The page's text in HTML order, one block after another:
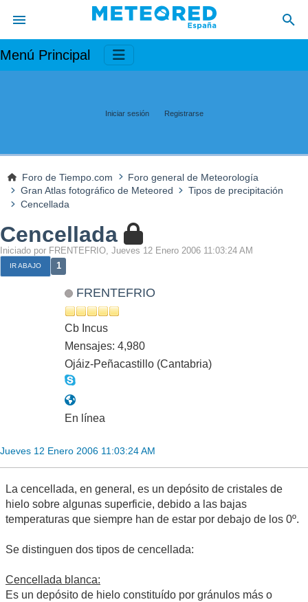
Menú Principal
Iniciar sesión Registrarse
Foro de Tiempo.com
Foro general de Meteorología
Gran Atlas fotográfico de Meteored
Tipos de precipitación
Cencellada
Cencellada
Iniciado por FRENTEFRIO, Jueves 12 Enero 2006 11:03:24 AM
IR ABAJO 1
FRENTEFRIO
Cb Incus
Mensajes: 4,980
Ojáiz-Peñacastillo (Cantabria)
En línea
Jueves 12 Enero 2006 11:03:24 AM
La cencellada, en general, es un depósito de cristales de
hielo sobre algunas superficie, debido a las bajas
temperaturas que siempre han de estar por debajo de los 0º.
Se distinguen dos tipos de cencellada:
Cencellada blanca:
Es un depósito de hielo constituído por gránulos más o